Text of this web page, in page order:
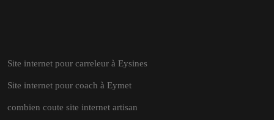
Site internet pour carreleur à Eysines
Site internet pour coach à Eymet
combien coute site internet artisan